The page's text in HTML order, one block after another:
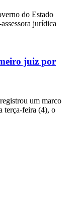
do Estado
jurídica
juiz por
um marco
terça-feira (4), o